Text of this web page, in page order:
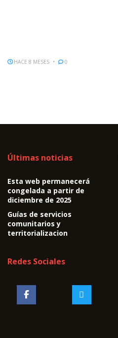
HACE 8 MESES 0
Últimas noticias
Esta web permanecerá
congelada a partir de
diciembre de 2025
Guías de servicios
comunitarios y
territorializacion
Redes Sociales